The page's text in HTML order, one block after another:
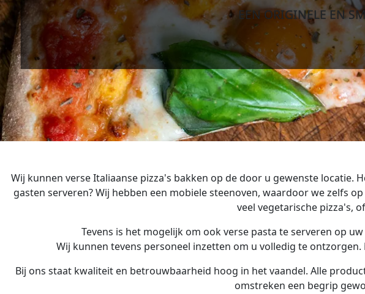
EEN ORIGINELE EN
Wij kunnen verse Italiaanse pizza's bakken op de door u gewenste
gasten serveren? Wij hebben een mobiele steenoven, waardoor we zelfs
veel vegetarische pizza's,
Tevens is het mogelijk om ook verse pasta te serveren op
Wij kunnen tevens personeel inzetten om u volledig te
Bij ons staat kwaliteit en betrouwbaarheid hoog in het vaandel. Alle
omstreken een begrip